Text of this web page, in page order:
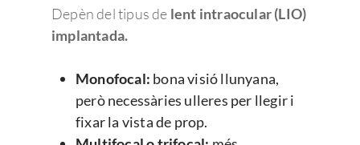
Depèn del tipus de lent intraocular (LIO)
implantada.
Monofocal: bona visió llunyana,
però necessàries ulleres per llegir i
fixar la vista de prop.